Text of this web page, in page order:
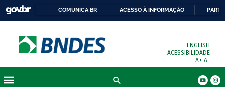
COMUNICA BR ACESSO À INFORMAÇÃO
ENGLISH
ACESSIBILIDADE
A+ A-